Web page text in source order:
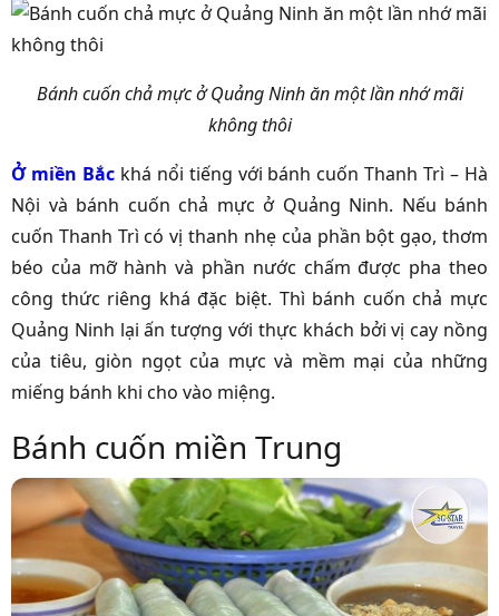
Bánh cuốn chả mực ở Quảng Ninh ăn một lần nhớ mãi
không thôi
Ở miền Bắckhá nổi tiếng với bánh cuốn Thanh Trì – Hà
Nội và bánh cuốn chả mực ở Quảng Ninh. Nếu bánh
cuốn Thanh Trì có vị thanh nhẹ của phần bột gạo, thơm
béo của mỡ hành và phần nước chấm được pha theo
công thức riêng khá đặc biệt. Thì bánh cuốn chả mực
Quảng Ninh lại ấn tượng với thực khách bởi vị cay nồng
của tiêu, giòn ngọt của mực và mềm mại của những
miếng bánh khi cho vào miệng.
Bánh cuốn miền Trung